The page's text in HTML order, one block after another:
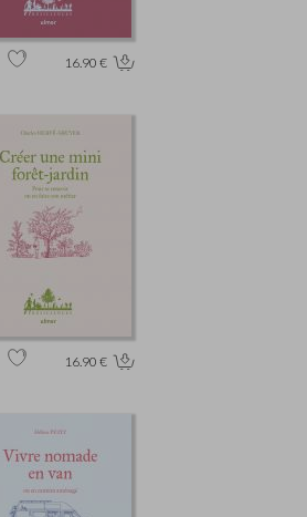
16.90 €
16.90 €